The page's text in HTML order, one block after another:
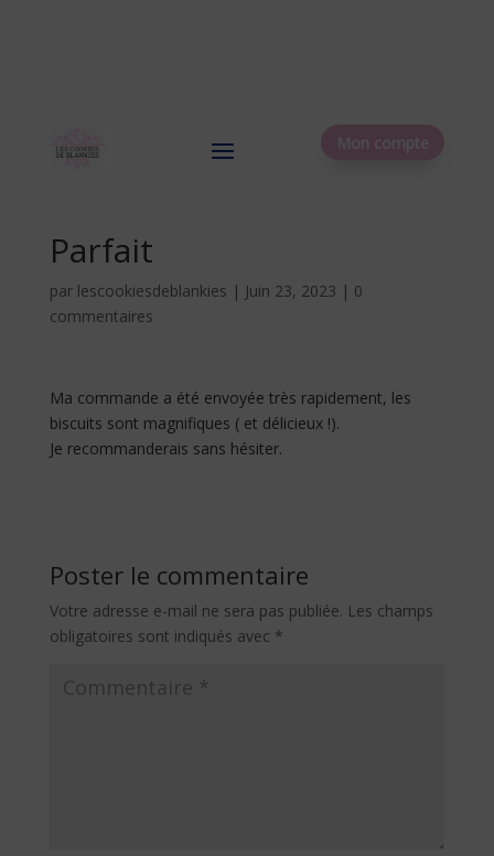
Mon compte
Parfait
par lescookiesdeblankies | Juin 23, 2023 | 0
commentaires
Ma commande a été envoyée très rapidement, les
biscuits sont magnifiques ( et délicieux !).
Je recommanderais sans hésiter.
Poster le commentaire
Votre adresse e-mail ne sera pas publiée. Les champs
obligatoires sont indiqués avec *